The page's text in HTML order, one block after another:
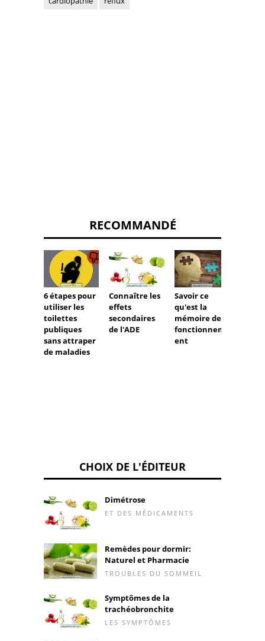
RECOMMANDÉ
6 étapes pour
utiliser les
toilettes
publiques
sans attraper
de maladies
Connaître les
effets
secondaires
de l'ADE
Savoir ce
qu'est la
mémoire de
fonctionnem
ent
CHOIX DE L'ÉDITEUR
Dimétrose
ET DES MÉDICAMENTS
Remèdes pour dormir:
Naturel et Pharmacie
TROUBLES DU SOMMEIL
Symptômes de la
trachéobronchite
LES SYMPTÔMES